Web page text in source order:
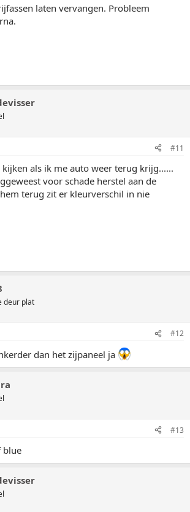
laten vervangen. Probleem
#11
kijken als ik me auto weer terug krijg......
voor schade herstel aan de
terug zit er kleurverschil in nie
deur plat
#12
dan het zijpaneel ja
#13
blue